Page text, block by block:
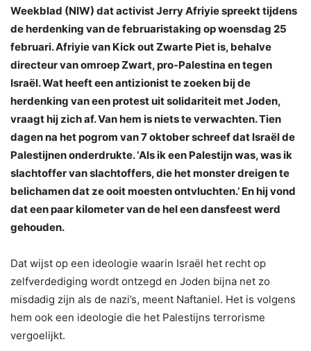
Weekblad (NIW) dat activist Jerry Afriyie spreekt tijdens
de herdenking van de februaristaking op woensdag 25
februari. Afriyie van Kick out Zwarte Piet is, behalve
directeur van omroep Zwart, pro-Palestina en tegen
Israël. Wat heeft een antizionist te zoeken bij de
herdenking van een protest uit solidariteit met Joden,
vraagt hij zich af. Van hem is niets te verwachten. Tien
dagen na het pogrom van 7 oktober schreef dat Israël de
Palestijnen onderdrukte. ‘Als ik een Palestijn was, was ik
slachtoffer van slachtoffers, die het monster dreigen te
belichamen dat ze ooit moesten ontvluchten.’ En hij vond
dat een paar kilometer van de hel een dansfeest werd
gehouden.
Dat wijst op een ideologie waarin Israël het recht op
zelfverdediging wordt ontzegd en Joden bijna net zo
misdadig zijn als de nazi’s, meent Naftaniel. Het is volgens
hem ook een ideologie die het Palestijns terrorisme
vergoelijkt.